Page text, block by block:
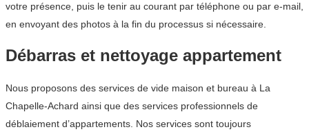
votre présence, puis le tenir au courant par téléphone ou par e-mail,
en envoyant des photos à la fin du processus si nécessaire.
Débarras et nettoyage appartement
Nous proposons des services de vide maison et bureau à La
Chapelle-Achard ainsi que des services professionnels de
déblaiement d’appartements. Nos services sont toujours